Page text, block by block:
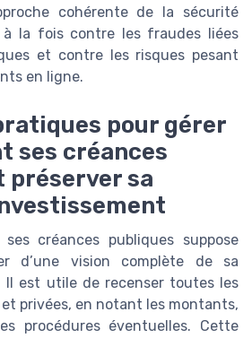
cohérente de la sécurité
à la fois contre les fraudes liées
et contre les risques pesant
en ligne.
pour gérer
ses créances
préserver sa
créances publiques suppose
d’une vision complète de sa
Il est utile de recenser toutes les
privées, en notant les montants,
procédures éventuelles. Cette